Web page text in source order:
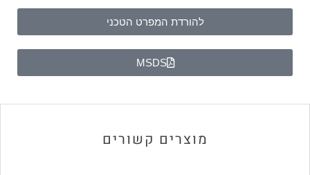
להורדת המפרט הטכני
MSDS
מוצרים קשורים